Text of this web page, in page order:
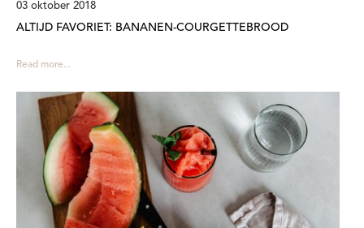
03 oktober 2018
ALTIJD FAVORIET: BANANEN-COURGETTEBROOD
Read more...